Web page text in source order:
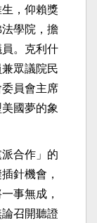
，仰賴獎
學院，擔
。克利什
眾議院民
員會主席
國夢的象
合作」的
針機會，
事無成，
召開聽證